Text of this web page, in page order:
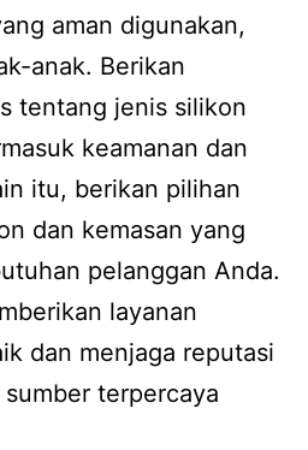
aman digunakan,
anak. Berikan
tentang jenis silikon
keamanan dan
itu, berikan pilihan
dan kemasan yang
pelanggan Anda.
layanan
dan menjaga reputasi
terpercaya